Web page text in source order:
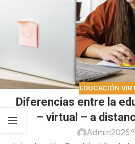
EDUCACIÓN
Diferencias entre la
– virtual – a
Admin2025